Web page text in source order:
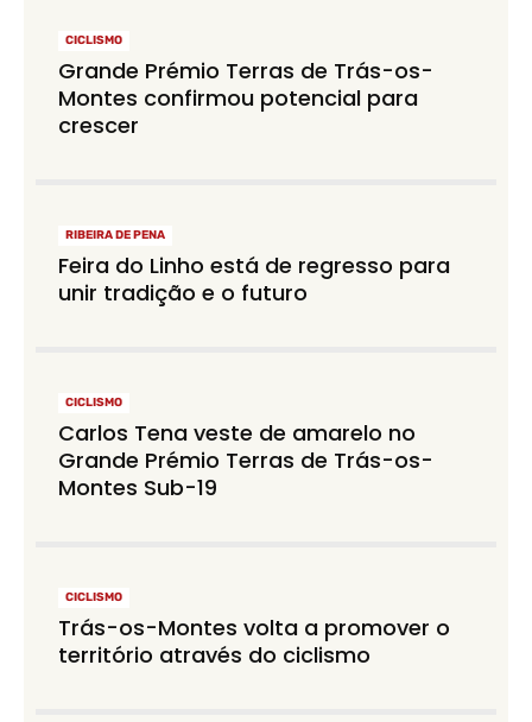
CICLISMO
Grande Prémio Terras de Trás-os-
Montes confirmou potencial para
crescer
RIBEIRA DE PENA
Feira do Linho está de regresso para
unir tradição e o futuro
CICLISMO
Carlos Tena veste de amarelo no
Grande Prémio Terras de Trás-os-
Montes Sub-19
CICLISMO
Trás-os-Montes volta a promover o
território através do ciclismo